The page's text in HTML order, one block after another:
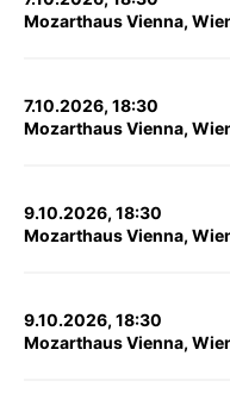
Mozarthaus Vienna,
7.10.2026, 18:30
Mozarthaus Vienna,
9.10.2026, 18:30
Mozarthaus Vienna,
9.10.2026, 18:30
Mozarthaus Vienna,